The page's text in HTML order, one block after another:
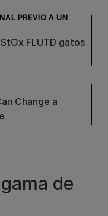
PREVIO A UN
StOx FLUTD gatos
Change a
de